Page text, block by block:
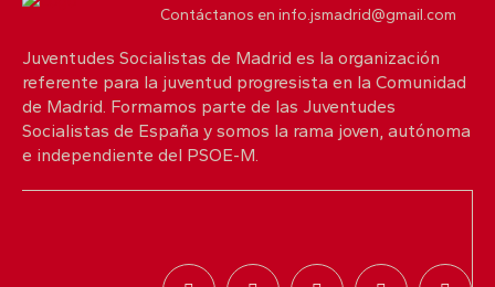
Juventudes Socialistas de Madrid
@jsmadrid
· 25 Jul
Comunicado JSM
Con quien nos protege. Con quienes lo han
Madrid y distintos territorios de España.
Contáctanos en info.jsmadrid@gmail.com
Juventudes Socialistas de Madrid es la organización
referente para la juventud progresista en la Comunidad
de Madrid. Formamos parte de las Juventudes
Socialistas de España y somos la rama joven, autónoma
e independiente del PSOE-M.